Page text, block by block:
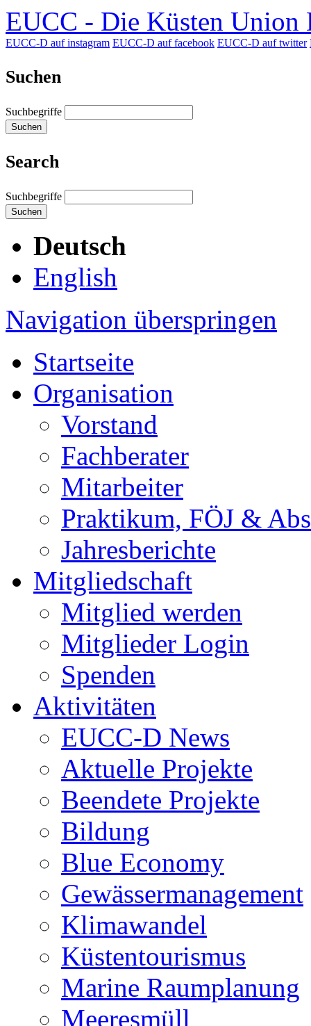
EUCC - Die Küsten Union
EUCC-D auf instagram EUCC-D auf facebook EUCC-D auf twitter
Suchen
Suchbegriffe
Suchen
Search
Suchbegriffe
Suchen
Deutsch
English
Navigation überspringen
Startseite
Organisation
Vorstand
Fachberater
Mitarbeiter
Praktikum, FÖJ &
Jahresberichte
Mitgliedschaft
Mitglied werden
Mitglieder Login
Spenden
Aktivitäten
EUCC-D News
Aktuelle Projekte
Beendete Projekte
Bildung
Blue Economy
Gewässermanagement
Klimawandel
Küstentourismus
Marine Raumplanung
Meeresmüll